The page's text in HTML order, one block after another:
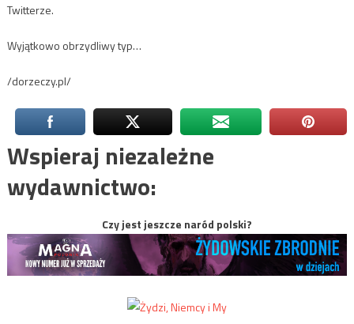
Twitterze.
Wyjątkowo obrzydliwy typ…
/dorzeczy.pl/
Wspieraj niezależne
wydawnictwo:
Czy jest jeszcze naród polski?